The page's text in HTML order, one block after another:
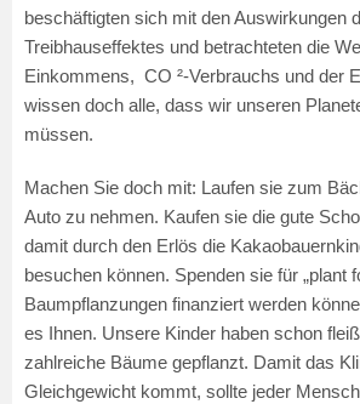
beschäftigten sich mit den Auswirkungen
Treibhauseffektes und betrachteten die
Einkommens, CO ²-Verbrauchs und der
wissen doch alle, dass wir unseren
müssen.
Machen Sie doch mit: Laufen sie zum
Auto zu nehmen. Kaufen sie die gute
damit durch den Erlös die
besuchen können. Spenden sie für „plant
Baumpflanzungen finanziert werden
es Ihnen. Unsere Kinder haben schon
zahlreiche Bäume gepflanzt. Damit das
Gleichgewicht kommt, sollte jeder